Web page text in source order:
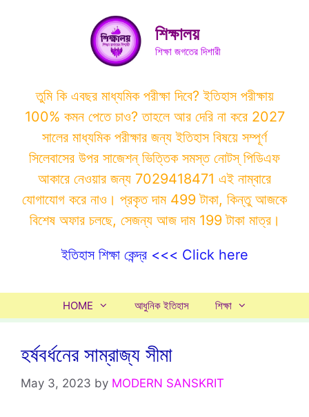
শিক্ষালয়
শিক্ষা জগতের দিশারী
তুমি কি এবছর মাধ্যমিক পরীক্ষা দিবে? ইতিহাস পরীক্ষায়
100% কমন পেতে চাও? তাহলে আর দেরি না করে 2027
সালের মাধ্যমিক পরীক্ষার জন্য ইতিহাস বিষয়ে সম্পূর্ণ
সিলেবাসের উপর সাজেশন্ ভিত্তিক সমস্ত নোটস্ পিডিএফ
আকারে নেওয়ার জন্য 7029418471 এই নাম্বারে
যোগাযোগ করে নাও। প্রকৃত দাম 499 টাকা, কিন্তু আজকে
বিশেষ অফার চলছে, সেজন্য আজ দাম 199 টাকা মাত্র।
ইতিহাস শিক্ষা কেন্দ্র <<< Click here
HOME আধুনিক ইতিহাস শিক্ষা
হর্ষবর্ধনের সাম্রাজ্য সীমা
May 3, 2023 by MODERN SANSKRIT